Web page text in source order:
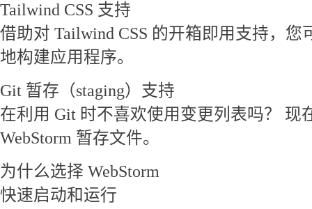
Tailwind CSS 支持
借助对 Tailwind CSS 的开箱即用支持，
地构建应用程序。
Git 暂存（staging）支持
在利用 Git 时不喜欢使用变更列表吗？ 现
WebStorm 暂存文件。
为什么选择 WebStorm
快速启动和运行